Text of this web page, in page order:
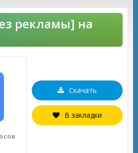
рекламы] на
Скачать
В закладки